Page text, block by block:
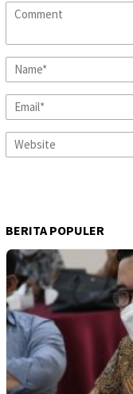
BERITA POPULER